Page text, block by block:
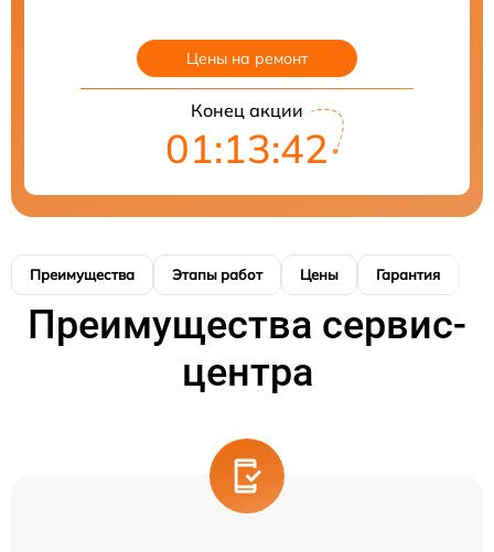
Цены на ремонт
Конец акции
01:13:41
Преимущества Этапы работ Цены Гарантия
Преимущества сервис-
центра